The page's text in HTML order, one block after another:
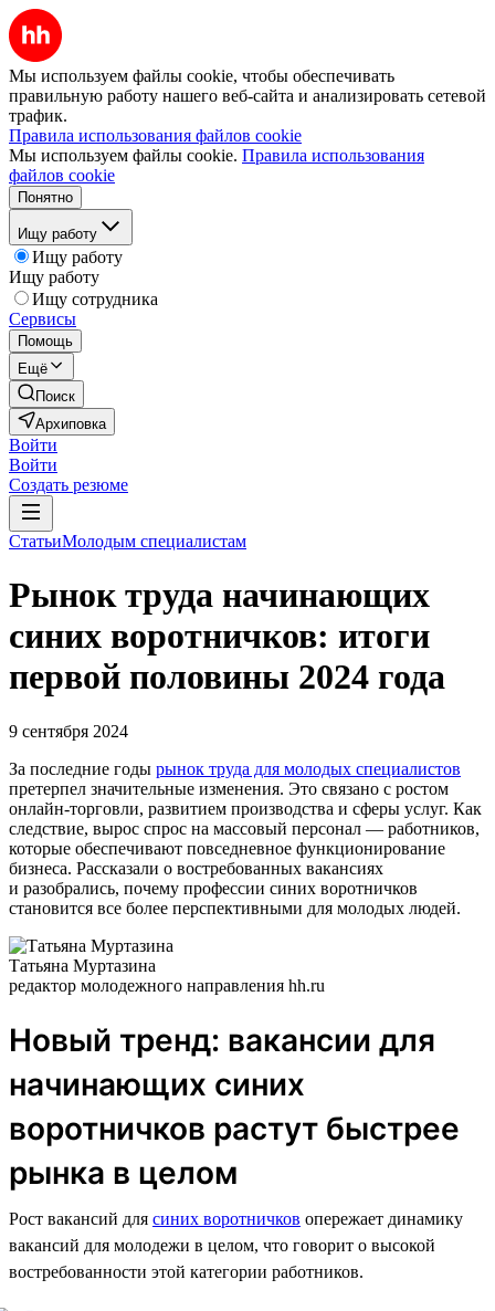
Мы используем файлы cookie, чтобы обеспечивать
правильную работу нашего веб-сайта и анализировать сетевой
трафик.
Правила использования файлов cookie
Мы используем файлы cookie. Правила использования
файлов cookie
Понятно
Ищу работу
Ищу работу
Ищу работу
Ищу сотрудника
Сервисы
Помощь
Ещё
Поиск
Архиповка
Войти
Войти
Создать резюме
СтатьиМолодым специалистам
Рынок труда начинающих
синих воротничков: итоги
первой половины 2024 года
9 сентября 2024
За последние годы рынок труда для молодых специалистов
претерпел значительные изменения. Это связано с ростом
онлайн-торговли, развитием производства и сферы услуг. Как
следствие, вырос спрос на массовый персонал — работников,
которые обеспечивают повседневное функционирование
бизнеса. Рассказали о востребованных вакансиях
и разобрались, почему профессии синих воротничков
становится все более перспективными для молодых людей.
Татьяна Муртазина
редактор молодежного направления hh.ru
Новый тренд: вакансии для
начинающих синих
воротничков растут быстрее
рынка в целом
Рост вакансий для синих воротничков опережает динамику
вакансий для молодежи в целом, что говорит о высокой
востребованности этой категории работников.